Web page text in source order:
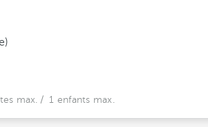
max. / 1 enfants max.